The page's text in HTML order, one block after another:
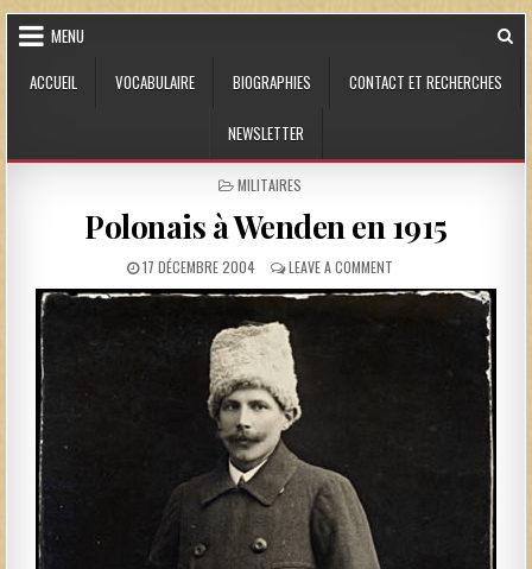
Skip to content
MENU
ACCUEIL
VOCABULAIRE BIOGRAPHIES CONTACT ET RECHERCHES
NEWSLETTER
POSTED IN
MILITAIRES
Polonais à Wenden en 1915
PUBLISHED DATE:
17 DÉCEMBRE 2004 LEAVE A COMMENT